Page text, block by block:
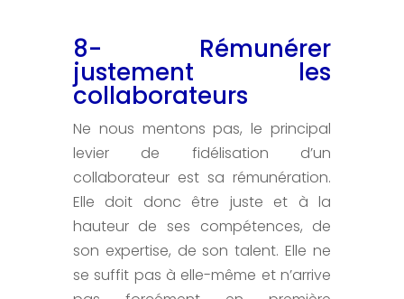
8- Rémunérer
justement les
collaborateurs
Ne nous mentons pas, le principal
levier de fidélisation d’un
collaborateur est sa rémunération.
Elle doit donc être juste et à la
hauteur de ses compétences, de
son expertise, de son talent. Elle ne
se suffit pas à elle-même et n’arrive